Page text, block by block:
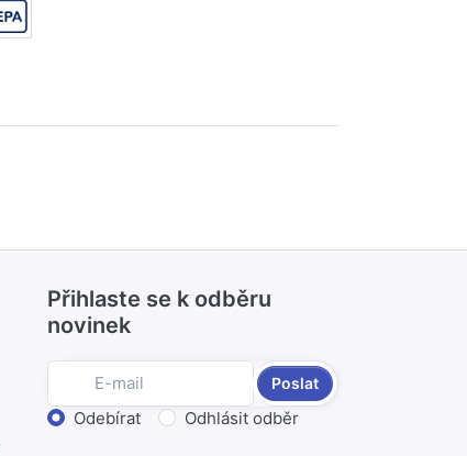
Přihlaste se k odběru
novinek
Poslat
Zvolte akci
Odebírat Odhlásit odběr